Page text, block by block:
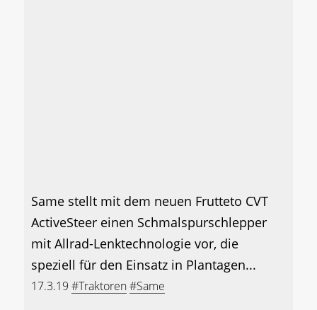
Same stellt mit dem neuen Frutteto CVT
ActiveSteer einen Schmalspurschlepper
mit Allrad-Lenktechnologie vor, die
speziell für den Einsatz in Plantagen...
17.3.19 #Traktoren#Same